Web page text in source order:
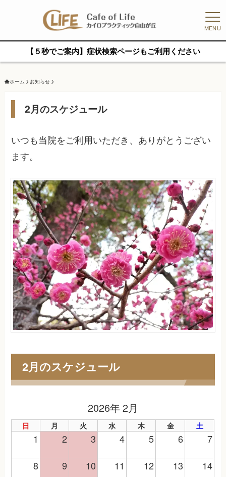
MENU
【５秒でご案内】症状検索ページもご利用ください
ホーム お知らせ
2月のスケジュール
いつも当院をご利用いただき、ありがとうござい
ます。
2月のスケジュール
2026年 2月
日 月 火 水 木 金 土
1 2 3 4 5 6 7
8 9 10 11 12 13 14